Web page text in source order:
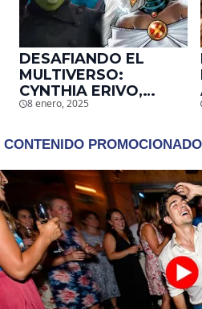
DESAFIANDO EL
MULTIVERSO:
CYNTHIA ERIVO,
PROTAGONISTA DE
SER STORM EN EL
MCU
8 enero, 2025